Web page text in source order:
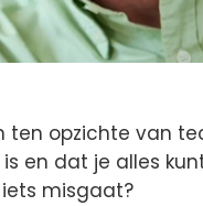
opzichte van
en dat je alles
misgaat?